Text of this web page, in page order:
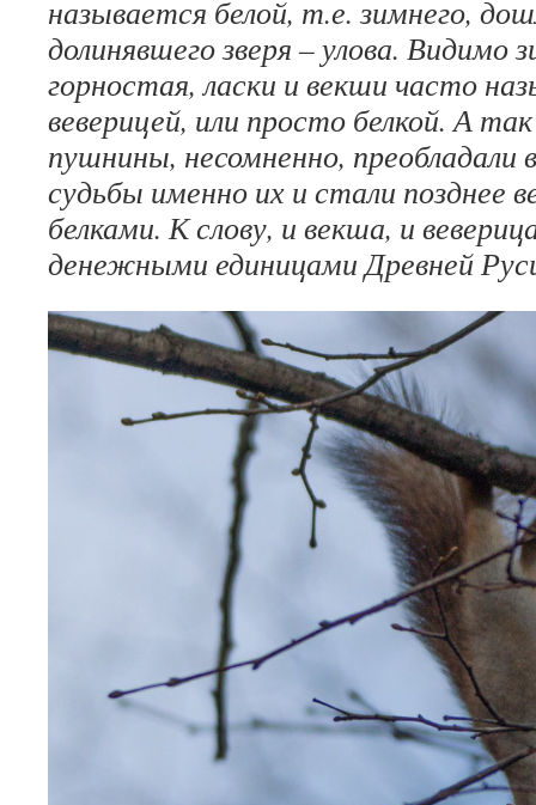
называется белой, т.е. зимнего,
долинявшего зверя – улова. Видимо
горностая, ласки и векши часто
веверицей, или просто белкой. А
пушнины, несомненно, преобладали
судьбы именно их и стали позднее
белками. К слову, и векша, и
денежными единицами Древней